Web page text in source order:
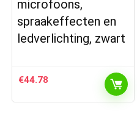
microfoons,
spraakeffecten en
ledverlichting, zwart
€44.78